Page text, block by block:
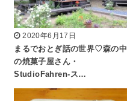
2020年6月17日
まるでおとぎ話の世界♡森の中
の焼菓子屋さん・
StudioFahren-ス…